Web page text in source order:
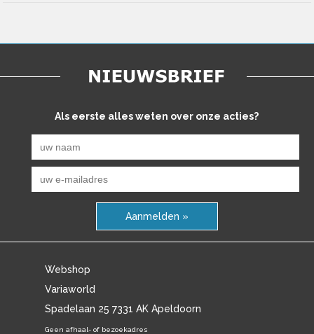
Als eerste alles weten over onze acties?
Aanmelden »
Webshop
Variaworld
Spadelaan 25 7331 AK Apeldoorn
Geen afhaal- of bezoekadres